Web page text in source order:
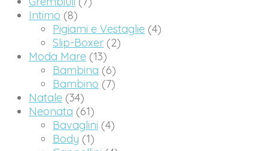
Intimo (8)
Pigiami e Vestaglie (4)
Slip-Boxer (2)
Moda Mare (13)
Bambina (6)
Bambino (7)
Natale (34)
Neonata (61)
Bavaglini (4)
Body (1)